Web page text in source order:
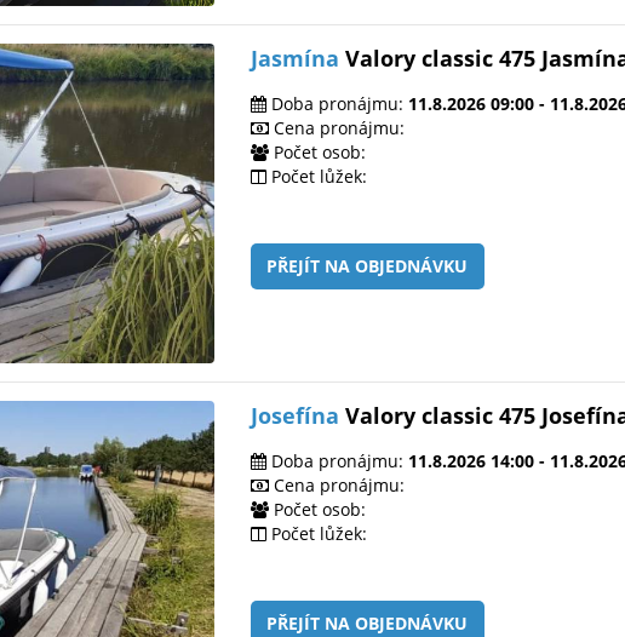
Jasmína Valory classic 475
Doba pronájmu: 11.8.2026 09:00 -
Cena pronájmu:
Počet osob:
Počet lůžek:
PŘEJÍT NA OBJEDNÁVKU
Josefína Valory classic 475
Doba pronájmu: 11.8.2026 14:00 -
Cena pronájmu:
Počet osob:
Počet lůžek:
PŘEJÍT NA OBJEDNÁVKU